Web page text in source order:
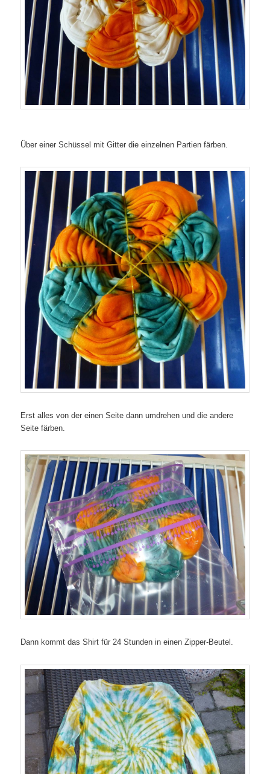
Über einer Schüssel mit Gitter die einzelnen Partien färben.
Erst alles von der einen Seite dann umdrehen und die andere
Seite färben.
Dann kommt das Shirt für 24 Stunden in einen Zipper-Beutel.